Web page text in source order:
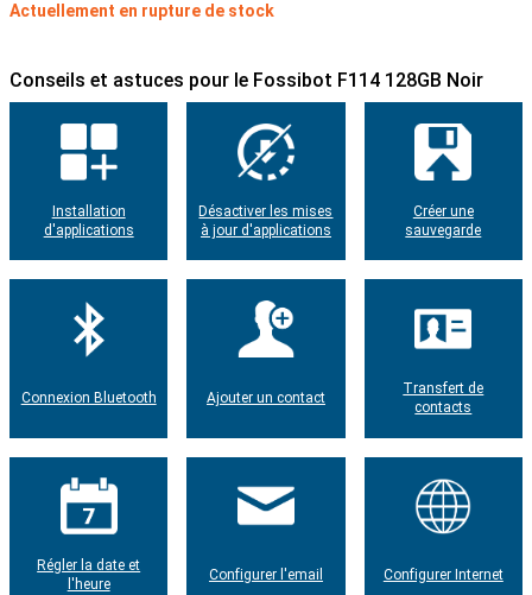
Actuellement en rupture de stock
Conseils et astuces pour le Fossibot F114 128GB Noir
Installation
d'applications
Désactiver les mises
à jour d'applications
Créer une
sauvegarde
Connexion Bluetooth Ajouter un contact
Transfert de
contacts
Régler la date et
l'heure
Configurer l'email Configurer Internet